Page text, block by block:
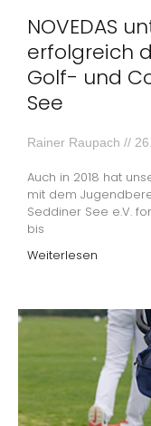
NOVEDAS
erfolgreich
Golf- und
See
Rainer Raupach
Auch in 2018 hat
mit dem
Seddiner See e.V.
bis
Weiterlesen